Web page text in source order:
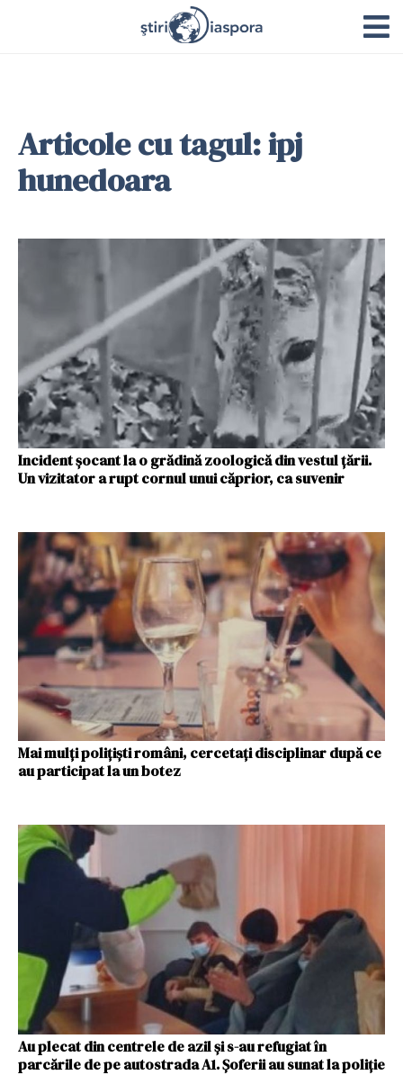
Articole cu tagul: ipj
hunedoara
Incident șocant la o grădină zoologică din vestul țării.
Un vizitator a rupt cornul unui căprior, ca suvenir
Mai mulți polițiști români, cercetați disciplinar după ce
au participat la un botez
Au plecat din centrele de azil și s-au refugiat în
parcările de pe autostrada A1. Șoferii au sunat la poliție